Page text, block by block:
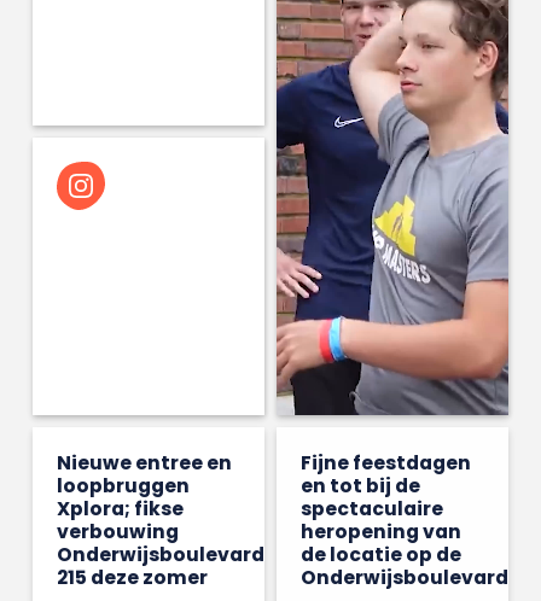
Fijne feestdagen
en tot bij de
spectaculaire
heropening van
de locatie op de
Onderwijsboulevard
Nieuwe entree en
loopbruggen
Xplora; fikse
verbouwing
Onderwijsboulevard
215 deze zomer